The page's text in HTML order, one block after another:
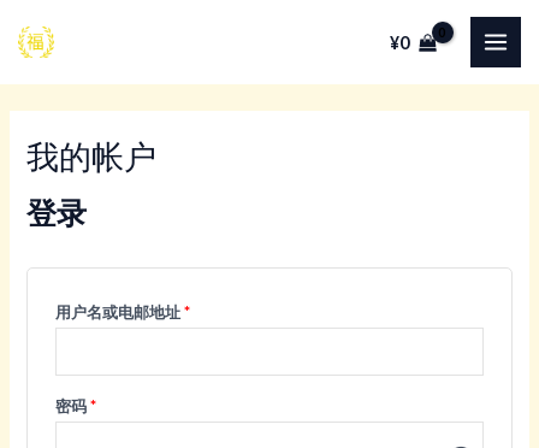
内
容
¥0
我的帐户
登录
用户名或电邮地址*必
密码*必